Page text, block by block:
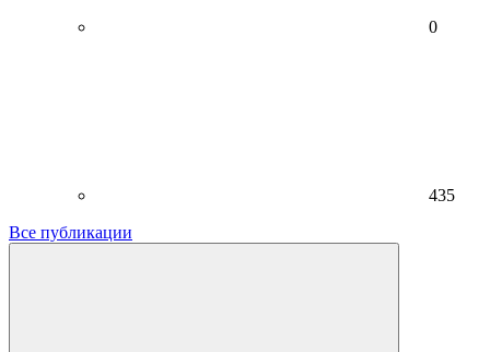
0
435
Все публикации